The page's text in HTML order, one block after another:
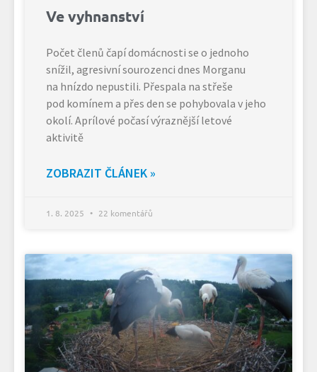
Ve vyhnanství
Počet členů čapí domácnosti se o jednoho
snížil, agresivní sourozenci dnes Morganu
na hnízdo nepustili. Přespala na střeše
pod komínem a přes den se pohybovala v jeho
okolí. Aprílové počasí výraznější letové
aktivitě
ZOBRAZIT ČLÁNEK »
1. 8. 2025 22 komentářů